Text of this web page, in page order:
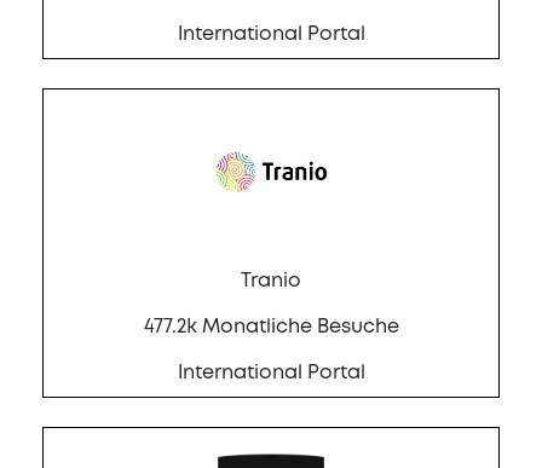
International Portal
Tranio
477.2k Monatliche Besuche
International Portal